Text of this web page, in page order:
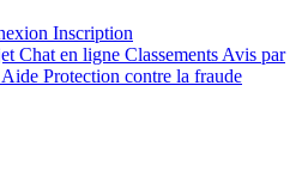
Inscription
Chat en ligne Classements Avis par
Aide Protection contre la fraude